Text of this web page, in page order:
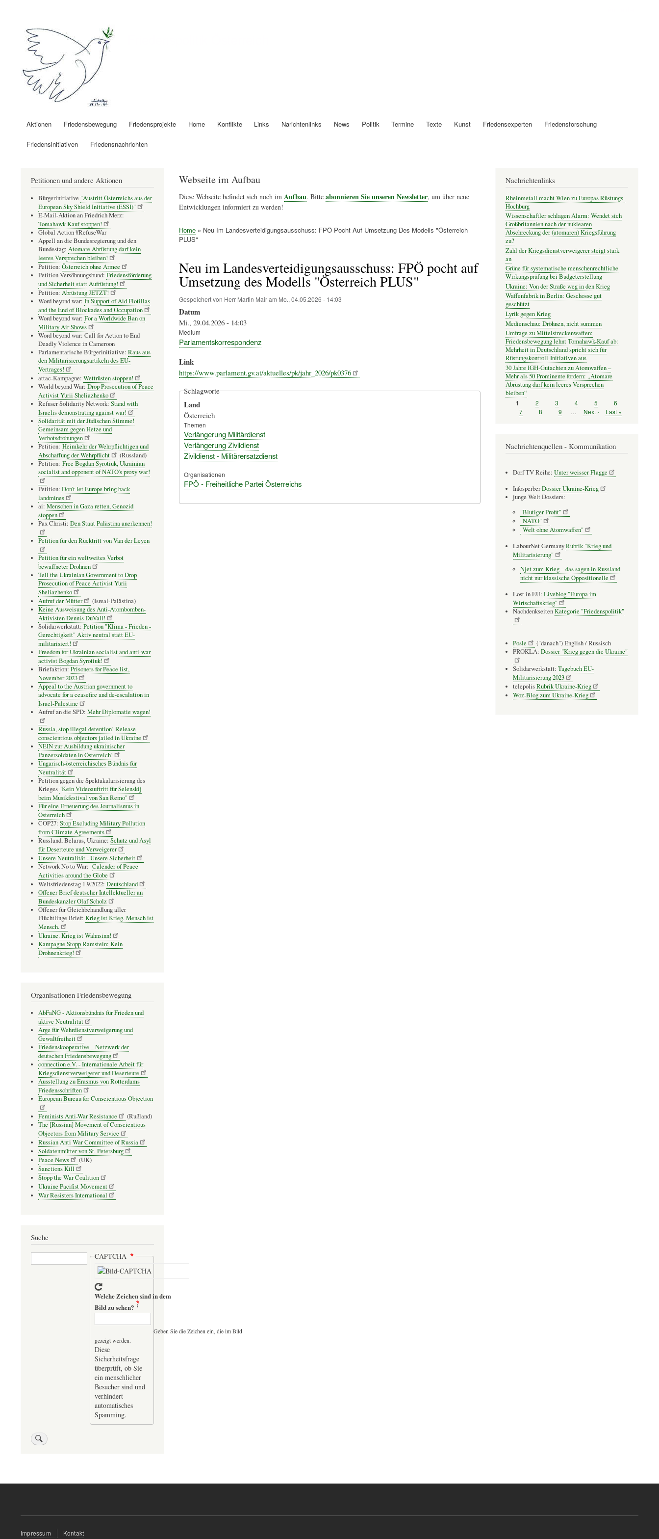
Hauptnavigation
Aktionen Friedensbewegung Friedensprojekte Home Konflikte Links Narichtenlinks News Politik Termine Texte Kunst Friedensexperten Friedensforschung
Friedensinitiativen Friedensnachrichten
Webseite im Aufbau
Diese Webseite befindet sich noch im Aufbau. Bitte abonnieren Sie unseren Newsletter, um über neue
Entwicklungen informiert zu werden!
Pfadnavigation
Home
Neu Im Landesverteidigungsausschuss: FPÖ Pocht Auf Umsetzung Des Modells "Österreich
PLUS"
Neu im Landesverteidigungsausschuss: FPÖ pocht auf
Umsetzung des Modells "Österreich PLUS"
Gespeichert von Herr Martin Mairam Mo., 04.05.2026 - 14:03
Datum
Mi., 29.04.2026 - 14:03
Medium
Parlamentskorrespondenz
Link
https://www.parlament.gv.at/aktuelles/pk/jahr_2026/pk0376
Schlagworte
Land
Österreich
Themen
Verlängerung Militärdienst
Verlängerung Zivildienst
Zivildienst - Militärersatzdienst
Organisationen
FPÖ - Freiheitliche Partei Österreichs
Petitionen und andere Aktionen
Bürgerinitiative "Austritt Österreichs aus der
European Sky Shield Initiative (ESSI)"
E-Mail-Aktion an Friedrich Merz:
Tomahawk-Kauf stoppen!
Global Action #RefuseWar
Appell an die Bundesregierung und den
Bundestag: Atomare Abrüstung darf kein
leeres Versprechen bleiben!
Petition: Österreich ohne Armee
Petition Versöhnungsbund: Friedensförderung
und Sicherheit statt Aufrüstung!
Petition: Abrüstung JETZT!
Word beyond war: In Support of Aid Flotillas
and the End of Blockades and Occupation
Word beyond war: For a Worldwide Ban on
Military Air Shows
Word beyond war: Call for Action to End
Deadly Violence in Cameroon
Parlamentarische Bürgerinitiative: Raus aus
den Militarisierungsartikeln des EU-
Vertrages!
attac-Kampagne: Wettrüsten stoppen!
World beyond War: Drop Prosecution of Peace
Activist Yurii Sheliazhenko
Refuser Solidarity Network: Stand with
Israelis demonstrating against war!
Solidarität mit der Jüdischen Stimme!
Gemeinsam gegen Hetze und
Verbotsdrohungen
Petition: Heimkehr der Wehrpflichtigen und
Abschaffung der Wehrpflicht
(Russland)
Petition: Free Bogdan Syrotiuk, Ukrainian
socialist and opponent of NATO's proxy war!
Petition: Don’t let Europe bring back
landmines
ai: Menschen in Gaza retten, Genozid
stoppen
Pax Christi: Den Staat Palästina anerkennen!
Petition für den Rücktritt von Van der Leyen
Petition für ein weltweites Verbot
bewaffneter Drohnen
Tell the Ukrainian Government to Drop
Prosecution of Peace Activist Yurii
Sheliazhenko
Aufruf der Mütter
(Isreal-Palästina)
Keine Ausweisung des Anti-Atombomben-
Aktivisten Dennis DuVall!
Solidarwerkstatt: Petition "Klima - Frieden -
Gerechtigkeit" Aktiv neutral statt EU-
militarisiert!
Freedom for Ukrainian socialist and anti-war
activist Bogdan Syrotiuk!
Briefaktion: Prisoners for Peace list,
November 2023
Appeal to the Austrian government to
advocate for a ceasefire and de-escalation in
Israel-Palestine
Aufruf an die SPD: Mehr Diplomatie wagen!
Russia, stop illegal detention! Release
conscientious objectors jailed in Ukraine
NEIN zur Ausbildung ukrainischer
Panzersoldaten in Österreich!
Ungarisch-österreichisches Bündnis für
Neutralität
Petition gegen die Spektakularisierung des
Krieges "Kein Videoauftritt für Selenskij
beim Musikfestival von San Remo"
Für eine Erneuerung des Journalismus in
Österreich
COP27: Stop Excluding Military Pollution
from Climate Agreements
Russland, Belarus, Ukraine: Schutz und Asyl
für Deserteure und Verweigerer
Unsere Neutralität - Unsere Sicherheit
Network No to War: Calender of Peace
Activities around the Globe
Weltsfriedenstag 1.9.2022: Deutschland
Offener Brief deutscher Intellektueller an
Bundeskanzler Olaf Scholz
Offener für Gleichbehandlung aller
Flüchtlinge Brief: Krieg ist Krieg. Mensch ist
Mensch.
Ukraine. Krieg ist Wahnsinn!
Kampagne Stopp Ramstein: Kein
Drohnenkrieg!
Organisationen Friedensbewegung
AbFaNG - Aktionsbündnis für Frieden und
aktive Neutralität
Arge für Wehrdienstverweigerung und
Gewaltfreiheit
Friedenskooperative _ Netzwerk der
deutschen Friedensbewegung
connection e.V. - Inter­na­tio­nale Arbeit für
Kriegs­dienst­ver­wei­gerer und Deser­teure
Ausstellung zu Erasmus von Rotterdams
Friedensschriften
European Bureau for Conscientious Objection
Feminists Anti-War Resistance
(Rußland)
The [Russian] Movement of Conscientious
Objectors from Military Service
Russian Anti War Committee of Russia
Soldatenmütter von St. Petersburg
Peace News
(UK)
Sanctions Kill
Stopp the War Coalition
Ukraine Pacifist Movement
War Resisters International
Suche
Suche CAPTCHA
Welche Zeichen sind in dem
Bild zu sehen?
Geben Sie die Zeichen ein, die im Bild
gezeigt werden.
Diese
Sicherheitsfrage
überprüft, ob Sie
ein menschlicher
Besucher sind und
verhindert
automatisches
Spamming.
Nachrichtenlinks
Rheinmetall macht Wien zu Europas Rüstungs-
Hochburg
Wissenschaftler schlagen Alarm: Wendet sich
Großbritannien nach der nuklearen
Abschreckung der (atomaren) Kriegsführung
zu?
Zahl der Kriegsdienstverweigerer steigt stark
an
Grüne für systematische menschenrechtliche
Wirkungsprüfung bei Budgeterstellung
Ukraine: Von der Straße weg in den Krieg
Waffenfabrik in Berlin: Geschosse gut
geschützt
Lyrik gegen Krieg
Medienschau: Dröhnen, nicht summen
Umfrage zu Mittelstreckenwaffen:
Friedensbewegung lehnt Tomahawk-Kauf ab:
Mehrheit in Deutschland spricht sich für
Rüstungskontroll-Initiativen aus
30 Jahre IGH-Gutachten zu Atomwaffen –
Mehr als 50 Prominente fordern: „Atomare
Abrüstung darf kein leeres Versprechen
bleiben“
Seitennummerierung
Seite
1 Seite
2 Seite
3 Seite
4 Seite
5 Seite
6
Seite
7 Seite
8 Seite
9 …
Nächste
Next ›
Letzte
Last »
Nachrichtenquellen - Kommunikation
Dorf TV Reihe: Unter weisser Flagge
InfosperberDossier Ukraine-Krieg
junge Welt Dossiers:
"Blutiger Profit"
"NATO"
"Welt ohne Atomwaffen"
LabourNet GermanyRubrik "Krieg und
Militarisierung"
Njet zum Krieg – das sagen in Russland
nicht nur klassische Oppositionelle
Lost in EU: Liveblog "Europa im
Wirtschaftskrieg"
NachdenkseitenKategorie "Friedenspolitik"
Posle
("danach") English / Russisch
PROKLA: Dossier "Krieg gegen die Ukraine"
Solidarwerkstatt: Tagebuch EU-
Militarisierung 2023
telepolisRubrik Ukraine-Krieg
Woz-Blog zum Ukraine-Krieg
Fußzeilenmenü
Impressum Kontakt